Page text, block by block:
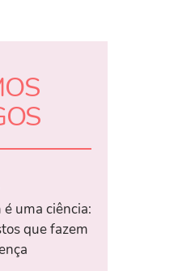
uma ciência:
que fazem